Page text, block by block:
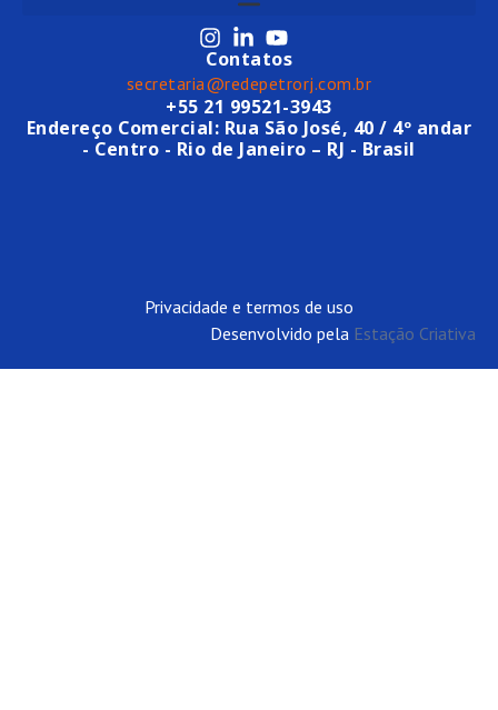
Contatos
secretaria@redepetrorj.com.br
+55 21 99521-3943
Endereço Comercial: Rua São José, 40 / 4º andar
- Centro - Rio de Janeiro – RJ - Brasil
Privacidade e termos de uso
Desenvolvido pela Estação Criativa